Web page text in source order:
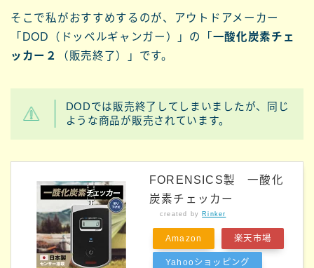
そこで私がおすすめするのが、アウトドアメーカー
「DOD（ドッペルギャンガー）」の「 一酸化炭素チェ
ッカー２
（販売終了）」です。
DODでは販売終了してしまいましたが、同じ
ような商品が販売されています。
FORENSICS製 一酸化
炭素チェッカー
created by Rinker
Amazon 楽天市場
Yahooショッピング